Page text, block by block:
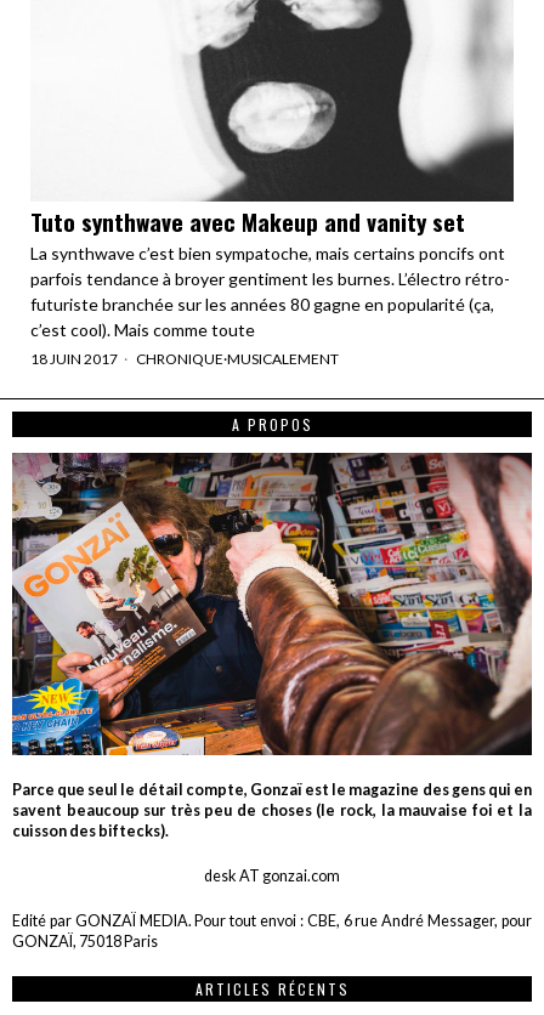
Tuto synthwave avec Makeup and vanity set
La synthwave c’est bien sympatoche, mais certains poncifs ont
parfois tendance à broyer gentiment les burnes. L’électro rétro-
futuriste branchée sur les années 80 gagne en popularité (ça,
c’est cool). Mais comme toute
18 JUIN 2017 CHRONIQUE·MUSICALEMENT
A PROPOS
Parce que seul le détail compte, Gonzaï est le magazine des gens qui en
savent beaucoup sur très peu de choses (le rock, la mauvaise foi et la
cuisson des biftecks).
desk AT gonzai.com
Edité par GONZAÏ MEDIA. Pour tout envoi : CBE, 6 rue André Messager, pour
GONZAÏ, 75018 Paris
ARTICLES RÉCENTS